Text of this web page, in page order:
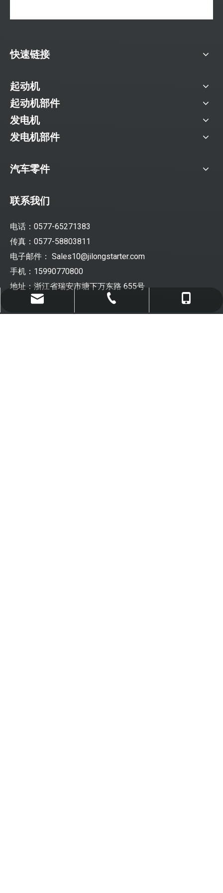
Sales10@jilongstarter.com
0577-65271383
15990770800
快速链接
起动机
起动机部件
发电机
发电机部件
汽车零件
联系我们
电话：0577-65271383
传真：0577-58803811
电子邮件： Sales10@jilongstarter.com
手机：15990770800
地址：浙江省瑞安市塘下万东路 655号